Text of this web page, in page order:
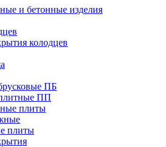
и бетонные изделия
колодцев
ПБ
ПП
плиты
плиты